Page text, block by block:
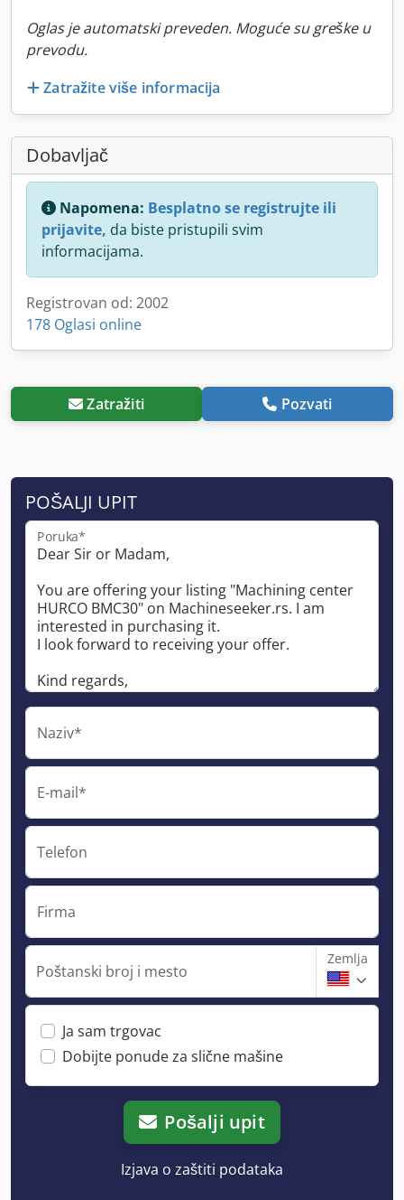
Oglas je automatski preveden. Moguće su greške u
prevodu.
Zatražite više informacija
Dobavljač
Napomena: Besplatno se registrujte ili
prijavite, da biste pristupili svim
informacijama.
Registrovan od: 2002
178 Oglasi online
Zatražiti Pozvati
POŠALJI UPIT
Poruka*
Naziv*
E-mail*
Telefon
Firma
Poštanski broj i mesto
Zemlja
Ja sam trgovac
Dobijte ponude za slične mašine
Pošalji upit
Izjava o zaštiti podataka